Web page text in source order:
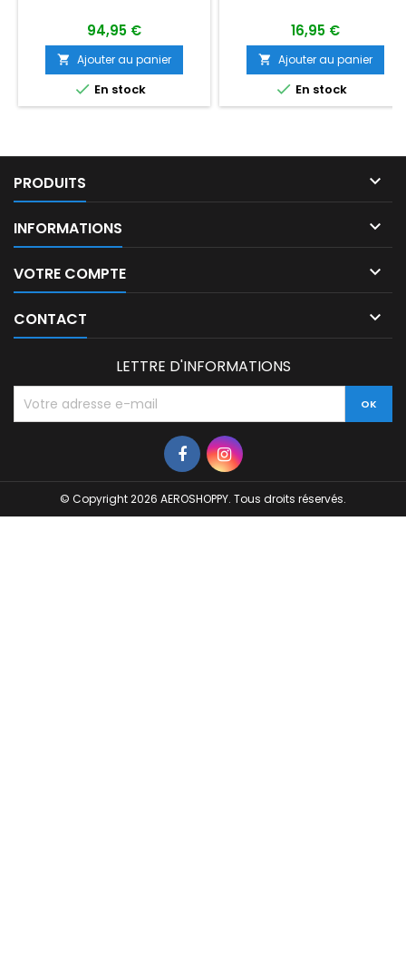
94,95 €
 Ajouter au panier
 En stock
16,95 €
 Ajouter au panier
 En stock
PRODUITS 
INFORMATIONS 
VOTRE COMPTE 
CONTACT 
LETTRE D'INFORMATIONS
© Copyright 2026 AEROSHOPPY. Tous droits réservés.